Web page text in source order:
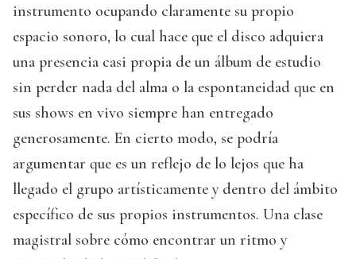
instrumento ocupando claramente su propio
espacio sonoro, lo cual hace que el disco adquiera
una presencia casi propia de un álbum de estudio
sin perder nada del alma o la espontaneidad que en
sus shows en vivo siempre han entregado
generosamente. En cierto modo, se podría
argumentar que es un reflejo de lo lejos que ha
llegado el grupo artísticamente y dentro del ámbito
específico de sus propios instrumentos. Una clase
magistral sobre cómo encontrar un ritmo y